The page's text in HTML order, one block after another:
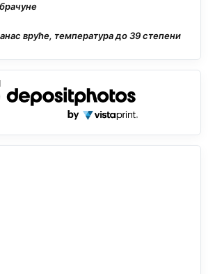
вруће, температура до 39 степени